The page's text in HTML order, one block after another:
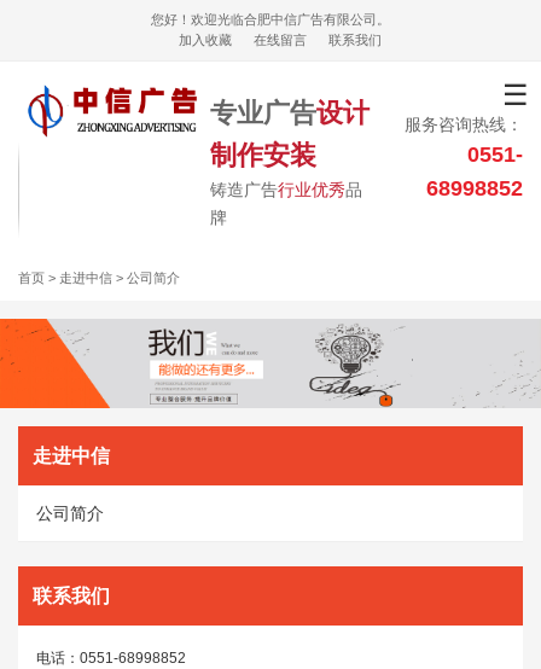
您好！欢迎光临合肥中信广告有限公司。
加入收藏
在线留言 联系我们
专业广告设计
制作安装
铸造广告行业优秀品
牌
服务咨询热线：
0551-
68998852
☰
首页 > 走进中信 > 公司简介
走进中信
公司简介
联系我们
电话：0551-68998852